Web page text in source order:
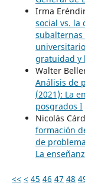
Irma
social vs. la
subalternas
gratuidad y
Walter
Análisis de
(2021): La
posgrados I
Nicolás
formación
de
La
<< < 45 46 47 48